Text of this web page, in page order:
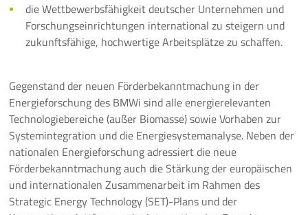
die Wettbewerbsfähigkeit deutscher Unternehmen und
Forschungseinrichtungen international zu steigern und
zukunftsfähige, hochwertige Arbeitsplätze zu schaffen.
Gegenstand der neuen Förderbekanntmachung in der
Energieforschung des BMWi sind alle energierelevanten
Technologiebereiche (außer Biomasse) sowie Vorhaben zur
Systemintegration und die Energiesystemanalyse. Neben der
nationalen Energieforschung adressiert die neue
Förderbekanntmachung auch die Stärkung der europäischen
und internationalen Zusammenarbeit im Rahmen des
Strategic Energy Technology (SET)-Plans und der